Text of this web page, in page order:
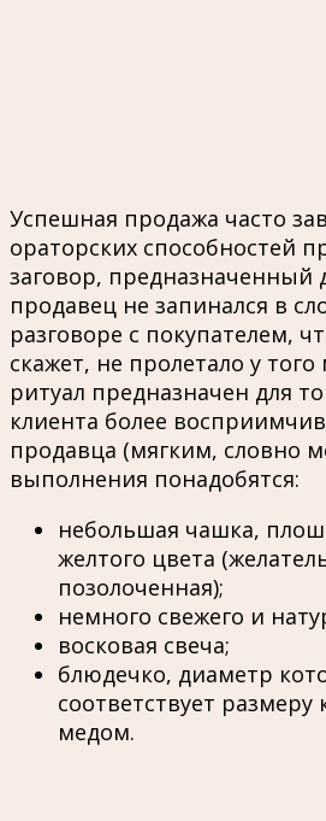
Успешная продажа часто
ораторских способностей
заговор, предназначенный
продавец не запинался в
разговоре с покупателем,
скажет, не пролетало у
ритуал предназначен для
клиента более
продавца (мягким, словно
выполнения понадобятся:
небольшая чашка,
желтого цвета
позолоченная);
немного свежего и
восковая свеча;
блюдечко, диаметр
соответствует
медом.